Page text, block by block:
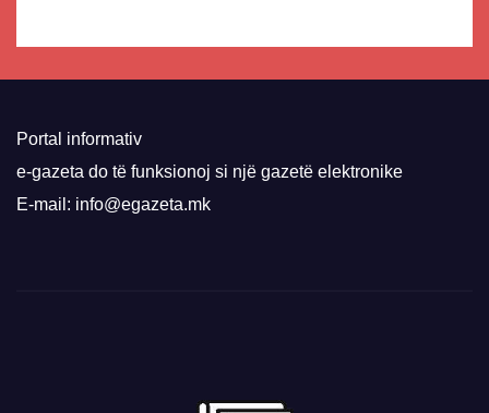
Portal informativ
e-gazeta do të funksionoj si një gazetë elektronike
E-mail: info@egazeta.mk